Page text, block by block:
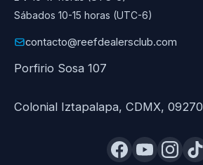
Sábados 10-15 horas (UTC-6)
contacto@reefdealersclub.com
Porfirio Sosa 107
Colonial Iztapalapa, CDMX, 09270